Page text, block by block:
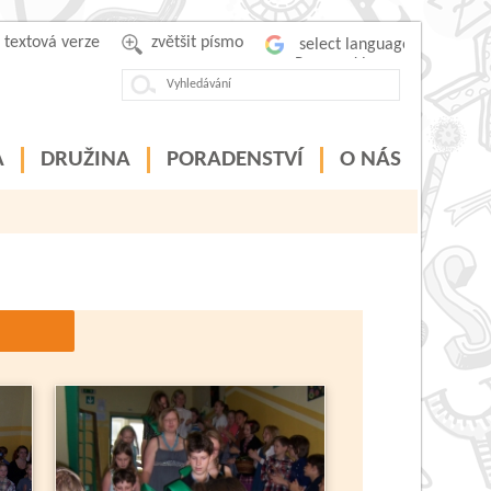
zvětšit písmo
textová verze
DRUŽINA PORADENSTVÍ O NÁS